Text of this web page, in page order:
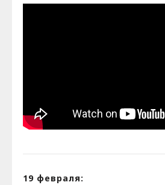
19 февраля: